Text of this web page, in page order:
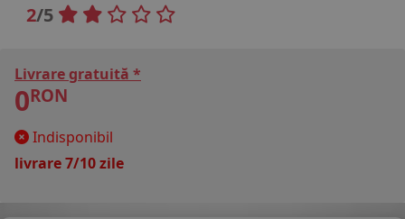
2/5
Livrare gratuită *
0RON
Indisponibil
livrare 7/10 zile